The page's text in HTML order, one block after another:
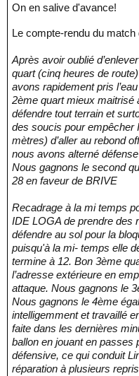
On en salive d'avance!
Le compte-rendu du
Après avoir oublié
quart (cinq heures de
avons rapidement pris
2ème quart mieux maitrisé
défendre tout terrain et
des soucis pour empêcher
mètres) d’aller au rebond
nous avons alterné
Nous gagnons le second
28 en faveur de BRIVE
Recadrage à la mi temps
IDE LOGA de prendre des
défendre au sol pour la
puisqu'à la mi- temps elle
termine à 12. Bon 3ème
l’adresse extérieure en
attaque. Nous gagnons le
Nous gagnons le 4ème
intelligemment et travaillé
faite dans les dernières
ballon en jouant en passes
défensive, ce qui conduit
réparation à plusieurs